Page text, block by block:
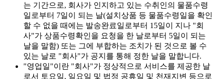
는 기간으로, 회사가 인지하고 있는 수취인의 물품수령
일로부터 7일이 되는 날(설치상품 등 물품수령일을 확인
할 수 없을 때에는 발송완료일로부터 15일이 지나 "회
사"가 상품수령확인을 요청을 한 날로부터 5일이 되는
날을 말함) 또는 그에 부합하는 조치가 된 것으로 볼 수
있는 날로 "회사"가 공지를 통해 정한 날을 말합니다.
"영업일"이란 "회사"가 정상적으로 서비스를 제공한 날
로서 토요일, 일요일 및 법정 공휴일 및 천재지변 등으로